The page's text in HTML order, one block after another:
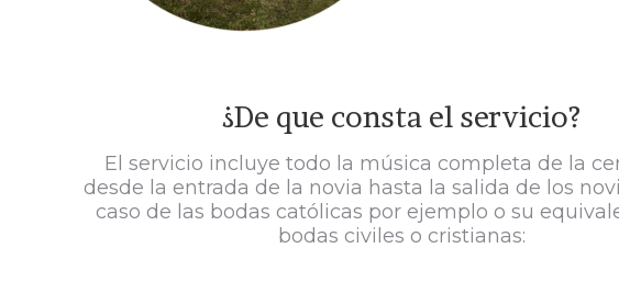
¿De que consta el servicio?
El servicio incluye todo la música completa de la
desde la entrada de la novia hasta la salida de los
caso de las bodas católicas por ejemplo o su
bodas civiles o cristianas: